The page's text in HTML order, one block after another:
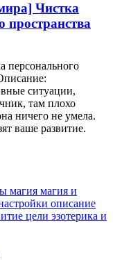
Чистка
пространства
персонального
ситуации,
там плохо
ничего не умела.
ваше развитие.
магия магия и
описание
цели эзотерика и